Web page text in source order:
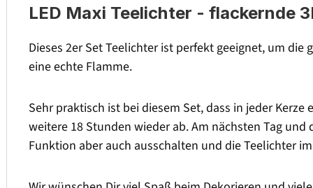
LED Maxi Teelichter - flackernde
Dieses 2er Set Teelichter ist perfekt geeignet, um
eine echte Flamme.
Sehr praktisch ist bei diesem Set, dass in jeder
weitere 18 Stunden wieder ab. Am nächsten Tag
Funktion aber auch ausschalten und die Teelichter